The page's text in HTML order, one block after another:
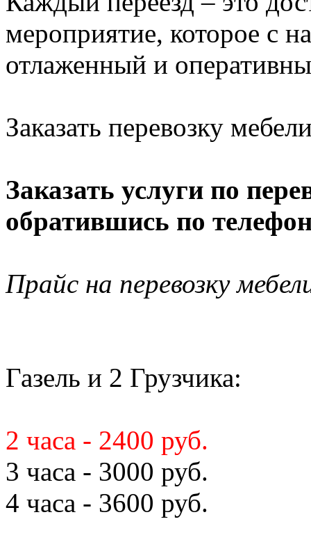
мероприятие, которое с
отлаженный и
Заказать перевозку
Заказать услуги по
обратившись по
Прайс на перевозку
Газель и 2 Грузчика:
2 часа - 2400 руб.
3 часа - 3000 руб.
4 часа - 3600 руб.